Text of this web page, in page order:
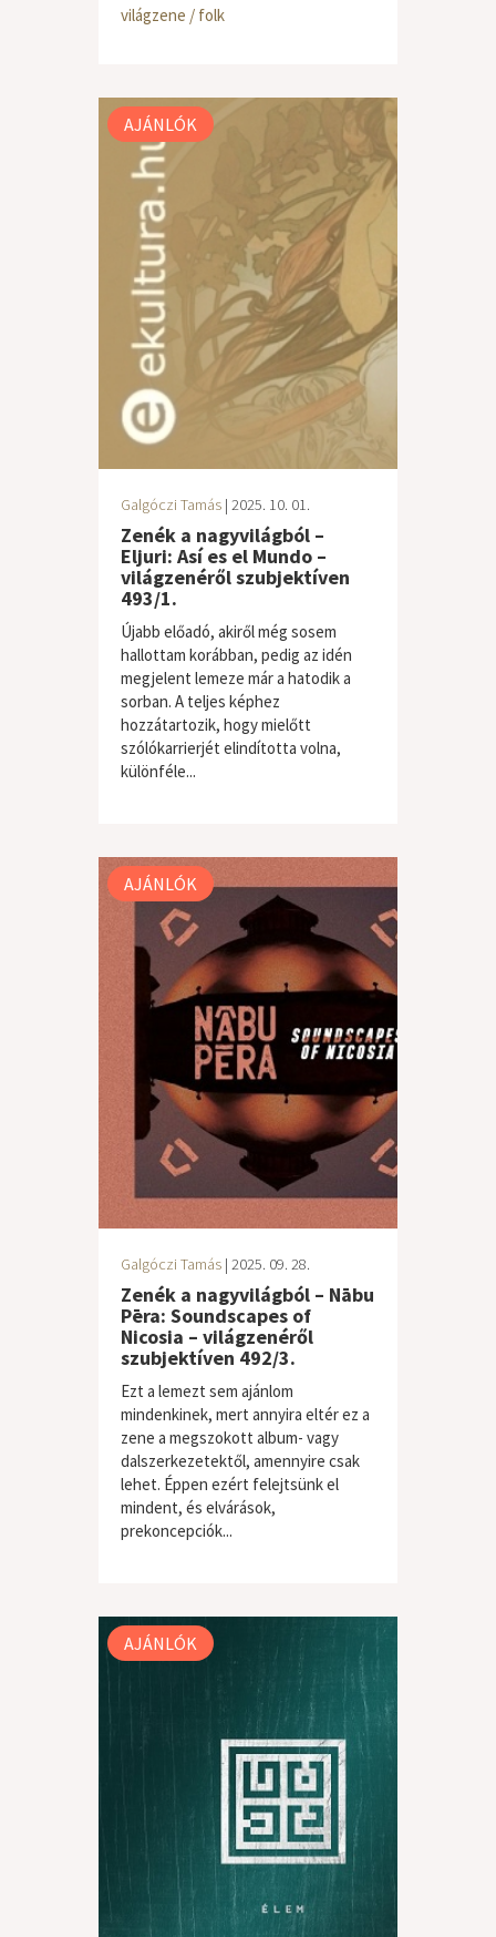
világzene / folk
AJÁNLÓK
Galgóczi Tamás | 2025. 10. 01.
Zenék a nagyvilágból –
Eljuri: Así es el Mundo –
világzenéről szubjektíven
493/1.
Újabb előadó, akiről még sosem
hallottam korábban, pedig az idén
megjelent lemeze már a hatodik a
sorban. A teljes képhez
hozzátartozik, hogy mielőtt
szólókarrierjét elindította volna,
különféle...
világzene / folk
AJÁNLÓK
Galgóczi Tamás | 2025. 09. 28.
Zenék a nagyvilágból – Nābu
Pēra: Soundscapes of
Nicosia – világzenéről
szubjektíven 492/3.
Ezt a lemezt sem ajánlom
mindenkinek, mert annyira eltér ez a
zene a megszokott album- vagy
dalszerkezetektől, amennyire csak
lehet. Éppen ezért felejtsünk el
mindent, és elvárások,
prekoncepciók...
világzene / folk
AJÁNLÓK